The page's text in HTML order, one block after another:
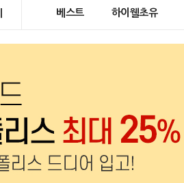
베스트 하이웰초유